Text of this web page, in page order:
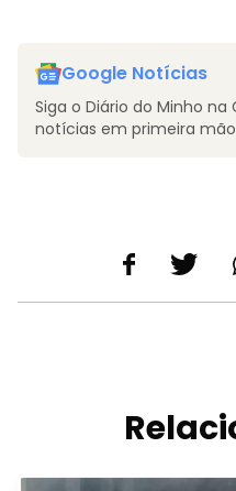
Google Notícias
Siga o Diário do Minho na
notícias em primeira